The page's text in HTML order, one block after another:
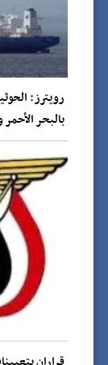
رويترز:
بالبحر